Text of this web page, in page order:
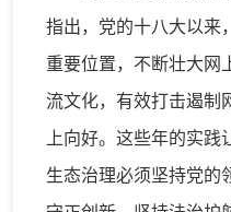
指出，党的十八大以来
重要位置，不断壮大网
流文化，有效打击遏制
上向好。这些年的实
生态治理必须坚持党的